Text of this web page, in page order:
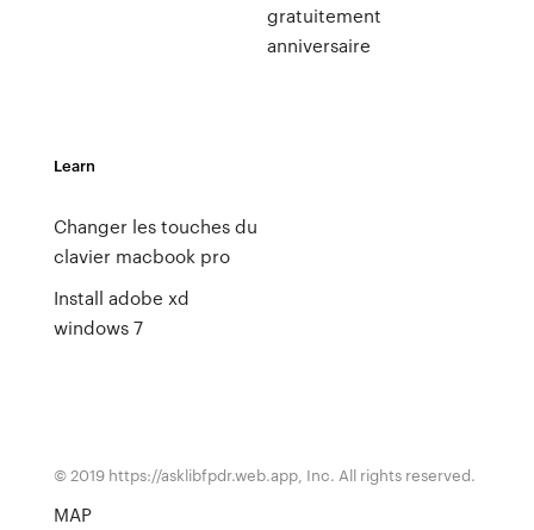
gratuitement
anniversaire
Learn
Changer les touches du
clavier macbook pro
Install adobe xd
windows 7
© 2019 https://asklibfpdr.web.app, Inc. All rights reserved.
MAP